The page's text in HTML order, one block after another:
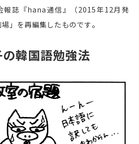
報誌『hana通信』（2015年12月発
」を再編集したものです。
韓国語勉強法